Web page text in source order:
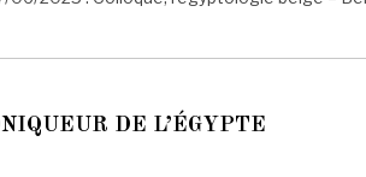
DE L’ÉGYPTE